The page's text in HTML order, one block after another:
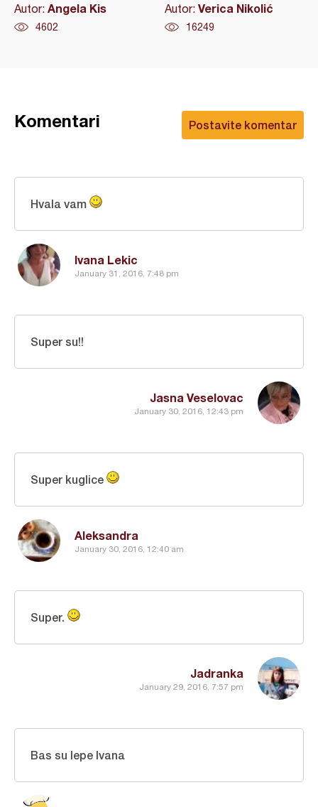
Autor: Angela Kis
4602
Autor: Verica Nikolić
16249
Postavite komentar
Komentari
Ivana Lekic
January 31, 2016, 7:48 pm
Hvala vam
Jasna Veselovac
January 30, 2016, 12:43 pm
Super su!!
Aleksandra
January 30, 2016, 12:40 am
Super kuglice
Jadranka
January 29, 2016, 7:57 pm
Super.
Bas su lepe Ivana